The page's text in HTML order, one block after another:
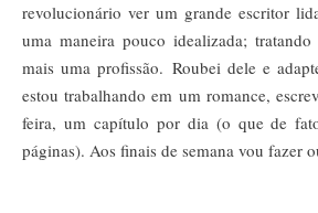
revolucionário ver um grande escritor
uma maneira pouco idealizada;
mais uma profissão. Roubei dele e
estou trabalhando em um romance,
feira, um capítulo por dia (o que de
páginas). Aos finais de semana vou fazer